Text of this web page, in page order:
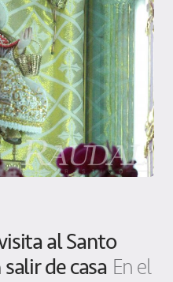
al Santo
de casa En el